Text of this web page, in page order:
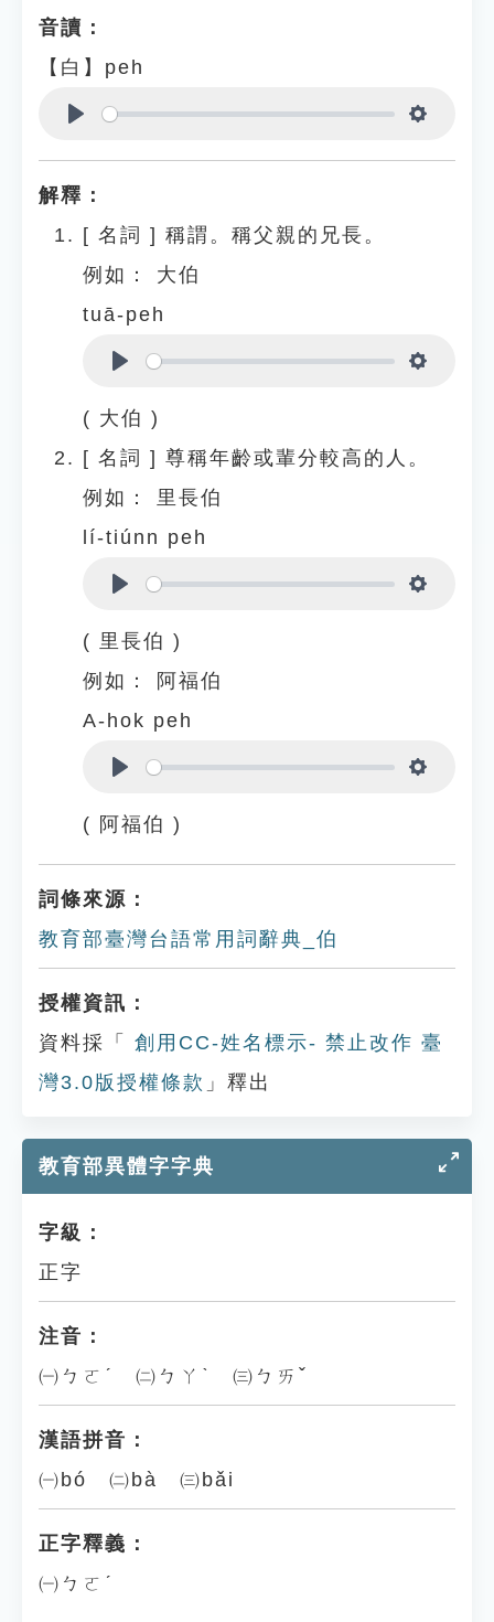
音讀：
【白】peh
解釋：
[ 名詞 ] 稱謂。稱父親的兄長。
例如：
大伯
tuā-peh
( 大伯 )
[ 名詞 ] 尊稱年齡或輩分較高的人。
例如：
里長伯
lí-tiúnn peh
( 里長伯 )
例如：
阿福伯
A-hok peh
( 阿福伯 )
詞條來源：
教育部臺灣台語常用詞辭典_伯
授權資訊：
資料採「
創用CC-姓名標示- 禁止改作 臺
灣3.0版授權條款 」釋出
教育部異體字字典
字級：
正字
注音：
㈠ㄅㄛˊ ㈡ㄅㄚˋ ㈢ㄅㄞˇ
漢語拼音：
㈠bó ㈡bà ㈢bǎi
正字釋義：
㈠ㄅㄛˊ